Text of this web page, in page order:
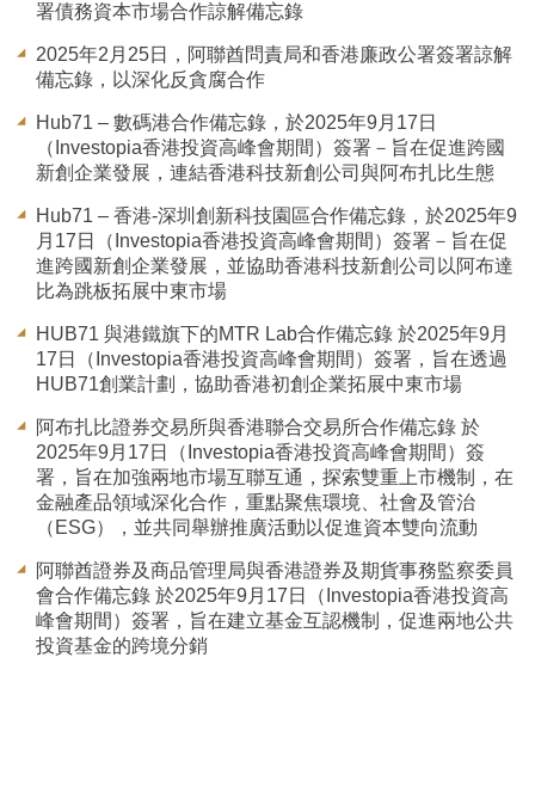
署債務資本市場合作諒解備忘錄
2025年2月25日，阿聯酋問責局和香港廉政公署簽署諒解
備忘錄，以深化反貪腐合作
Hub71 – 數碼港合作備忘錄，於2025年9月17日
（Investopia香港投資高峰會期間）簽署－旨在促進跨國
新創企業發展，連結香港科技新創公司與阿布扎比生態
Hub71 – 香港-深圳創新科技園區合作備忘錄，於2025年9
月17日（Investopia香港投資高峰會期間）簽署－旨在促
進跨國新創企業發展，並協助香港科技新創公司以阿布達
比為跳板拓展中東市場
HUB71 與港鐵旗下的MTR Lab合作備忘錄 於2025年9月
17日（Investopia香港投資高峰會期間）簽署，旨在透過
HUB71創業計劃，協助香港初創企業拓展中東市場
阿布扎比證券交易所與香港聯合交易所合作備忘錄 於
2025年9月17日（Investopia香港投資高峰會期間）簽
署，旨在加強兩地市場互聯互通，探索雙重上市機制，在
金融產品領域深化合作，重點聚焦環境、社會及管治
（ESG），並共同舉辦推廣活動以促進資本雙向流動
阿聯酋證券及商品管理局與香港證券及期貨事務監察委員
會合作備忘錄 於2025年9月17日（Investopia香港投資高
峰會期間）簽署，旨在建立基金互認機制，促進兩地公共
投資基金的跨境分銷